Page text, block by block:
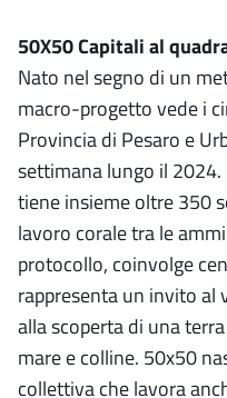
50X50 Capitali al
Nato nel segno di un
macro-progetto vede i
Provincia di Pesaro e
settimana lungo il
tiene insieme oltre 350
lavoro corale tra le
protocollo, coinvolge
rappresenta un invito al
alla scoperta di una
mare e colline. 50x50
collettiva che lavora